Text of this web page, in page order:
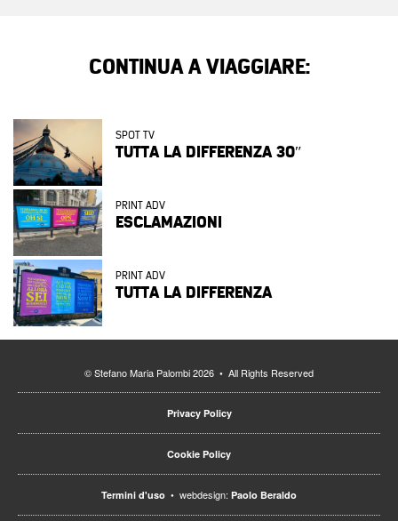
CONTINUA A VIAGGIARE:
SPOT TV
TUTTA LA DIFFERENZA 30″
PRINT ADV
ESCLAMAZIONI
PRINT ADV
TUTTA LA DIFFERENZA
© Stefano Maria Palombi 2026 • All Rights Reserved
Privacy Policy
Cookie Policy
Termini d'uso • webdesign: Paolo Beraldo